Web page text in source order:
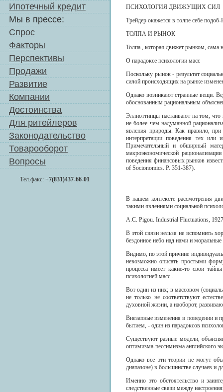
Ипотечный кредит
Мы в прессе:
Спрос
Факторы
Перспективы
Продажи
Развитие
Компании
Достоинства
Для ритейлеров
Законодательство
Товарооборот
Вопросы
Тел.факс: +7(831)437-66-01
ПСИХОЛОГИЯ ДВИЖУЩИХ СИЛ
Трейдер окажется в толпе себе
ТОЛПА И РЫНОК
Толпа , которая движет рынком, сама
О парадоксе психологии масс
Поскольку рынок - результат
силой происходящих на рынке
Однако возникают странные вещи.
обоснованным рациональным
Эллиоттинцы настаивают на том,
не более чем надуманной
явления природы. Как правило, при
интерпретации поведения тех
Примечательный и обширный
макроэкономической
поведения финансовых рынков
of Socionomics. P. 351-387).
В нашем контексте рассмотрения
такими явлениями социальной
А.С. Pigou. Industrial Fluctuations,
В этой связи нельзя не вспомнить
бездонное небо над нами и моральные
Видимо, по этой причине
невозможно описать простыми
процесса имеет какие-то свои
психологией масс .
Вот один из них; в массовом
не только не соответствуют
духовной жизни, а наоборот,
Внезапные изменения в поведении и
бытием, - один из парадоксов
Существуют разные модели,
оптимизма-пессимизма английского
Однако все эти теории не могут
диапазоне) в большинстве случаев и
Именно это обстоятельство и
следственные связи между